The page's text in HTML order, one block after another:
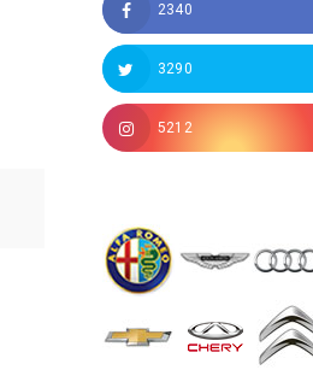
2340
3290
5212